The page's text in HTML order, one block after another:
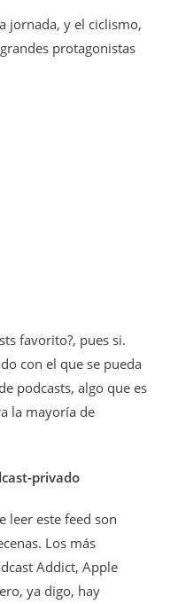
jornada, y el ciclismo,
protagonistas
favorito?, pues si.
con el que se pueda
podcasts, algo que es
la mayoría de
privado
leer este feed son
Los más
Addict, Apple
ya digo, hay